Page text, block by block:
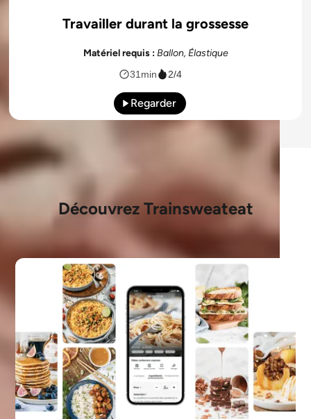
Travailler durant la grossesse
Matériel requis :Ballon, Élastique
31min 2/4
Regarder
Découvrez Trainsweateat